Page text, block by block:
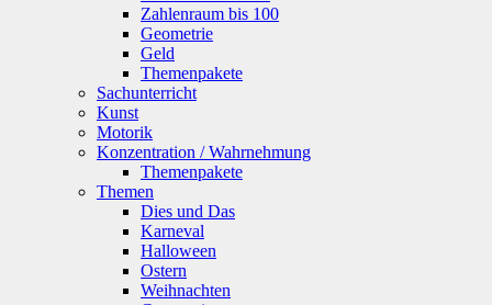
Zahlenraum bis 100
Geometrie
Geld
Themenpakete
Sachunterricht
Kunst
Motorik
Konzentration / Wahrnehmung
Themenpakete
Themen
Dies und Das
Karneval
Halloween
Ostern
Weihnachten